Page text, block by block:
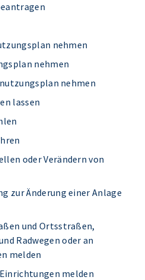
nehmen
nehmen
nehmen
lassen
oder Verändern von
zur Änderung einer Anlage
und Ortsstraßen,
Radwegen oder an
melden
melden